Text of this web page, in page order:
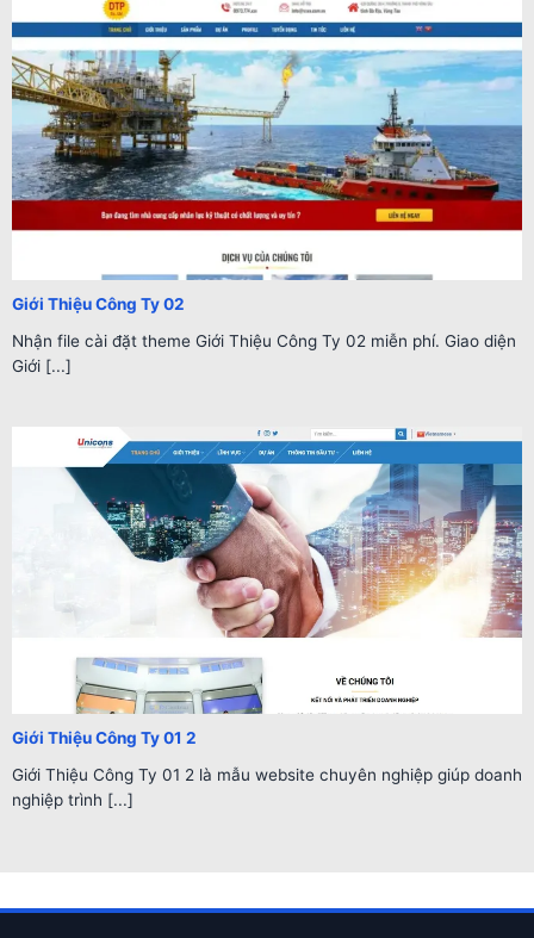
Giới Thiệu Công Ty 02
Nhận file cài đặt theme Giới Thiệu Công Ty 02 miễn phí. Giao diện
Giới [...]
Giới Thiệu Công Ty 01 2
Giới Thiệu Công Ty 01 2 là mẫu website chuyên nghiệp giúp doanh
nghiệp trình [...]